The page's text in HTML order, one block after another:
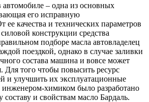
– одна из основных
его исправную
ее качества и технических параметров
конструкции средства
подборе масла автовладелец
поездкой, однако в случае заливки
состава машина и вовсе может
Для того чтобы повысить ресурс
и улучшить их эксплуатационные
инженером-химиком было разработано
составу и свойствам масло Бардаль.